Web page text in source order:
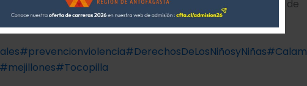
ampliando el alcance de su misión educativa en la Región de
su compromiso con el desarrollo integral de la
#prevencionviolencia#DerechosDeLosNiñosyNiñas#Calam
#mejillones#Tocopilla